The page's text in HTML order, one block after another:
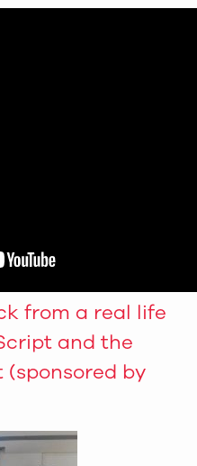
from a real life
and the
by